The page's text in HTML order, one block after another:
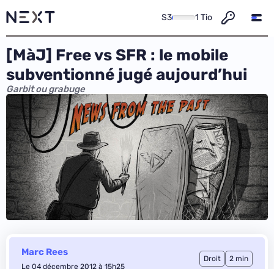
S3 1 Tio
[MàJ] Free vs SFR : le mobile
subventionné jugé aujourd’hui
Garbit ou grabuge
Marc Rees
Le 04 décembre 2012 à 15h25
Droit 2 min